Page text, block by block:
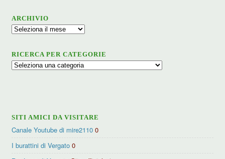
ARCHIVIO
Archivio
RICERCA PER CATEGORIE
Ricerca
SITI AMICI DA VISITARE
Canale Youtube di mire2110 0
I burattini di Vergato 0